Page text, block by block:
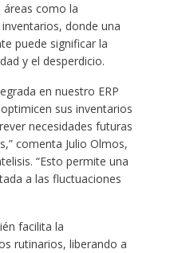
como la
donde una
puede significar la
y el desperdicio.
en nuestro ERP
sus inventarios
necesidades futuras
comenta Julio Olmos,
“Esto permite una
a las fluctuaciones
facilita la
rutinarios, liberando a